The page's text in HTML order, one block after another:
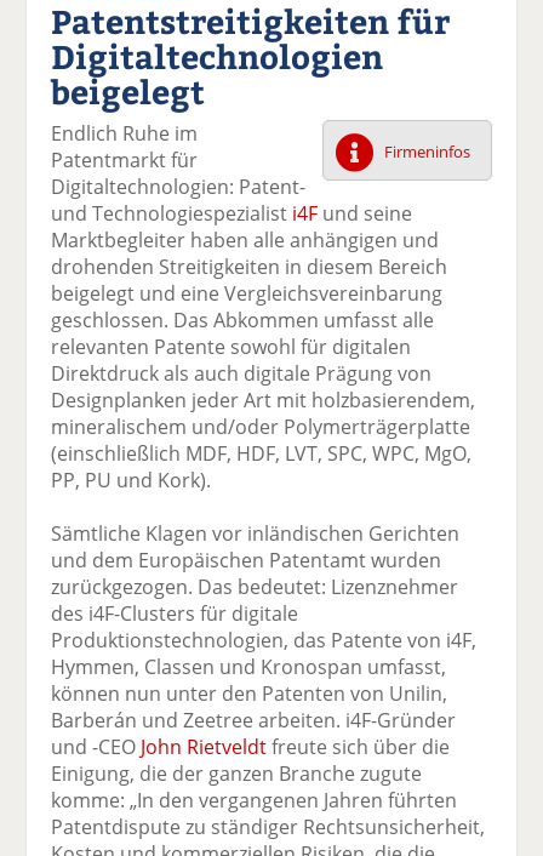
k
el
a
F
ac
e
b
o
o
k
te
il
e
n
k
tt
er
n
k
Li
n
k
di
n
te
il
n
k
E
m
ai
er
n
ck
e
n
Patentstreitigkeiten für
Digitaltechnologien
beigelegt
Firmeninfos
Endlich Ruhe im
Patentmarkt für
Digitaltechnologien: Patent-
und Technologiespezialist i4F und seine
Marktbegleiter haben alle anhängigen und
drohenden Streitigkeiten in diesem Bereich
beigelegt und eine Vergleichsvereinbarung
geschlossen. Das Abkommen umfasst alle
relevanten Patente sowohl für digitalen
Direktdruck als auch digitale Prägung von
Designplanken jeder Art mit holzbasierendem,
mineralischem und/oder Polymerträgerplatte
(einschließlich MDF, HDF, LVT, SPC, WPC, MgO,
PP, PU und Kork).
Sämtliche Klagen vor inländischen Gerichten
und dem Europäischen Patentamt wurden
zurückgezogen. Das bedeutet: Lizenznehmer
des i4F-Clusters für digitale
Produktionstechnologien, das Patente von i4F,
Hymmen, Classen und Kronospan umfasst,
können nun unter den Patenten von Unilin,
Barberán und Zeetree arbeiten. i4F-Gründer
und -CEO John Rietveldtfreute sich über die
Einigung, die der ganzen Branche zugute
komme: „In den vergangenen Jahren führten
Patentdispute zu ständiger Rechtsunsicherheit,